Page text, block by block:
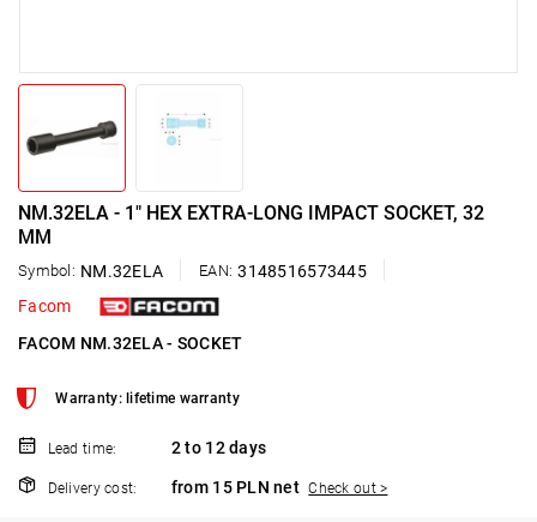
NM.32ELA - 1" HEX EXTRA-LONG IMPACT SOCKET, 32
MM
Symbol: NM.32ELA EAN: 3148516573445
Facom
FACOM NM.32ELA - SOCKET
Warranty: lifetime warranty
Lead time: 2 to 12 days
Delivery cost: from 15 PLN net Check out >